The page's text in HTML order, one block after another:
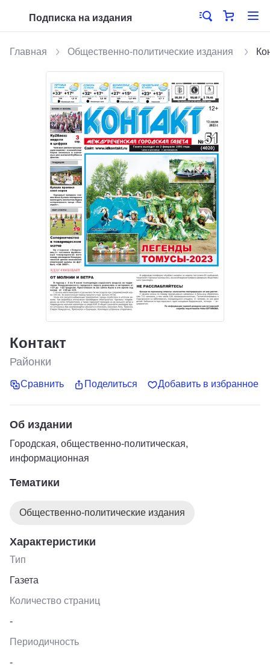
Подписка на издания
Главная Общественно-политические издания
Контакт
Районки
Сравнить Поделиться Добавить в избранное
Об издании
Городская, общественно-политическая,
информационная
Тематики
Общественно-политические издания
Характеристики
Тип
Газета
Количество страниц
-
Периодичность
-